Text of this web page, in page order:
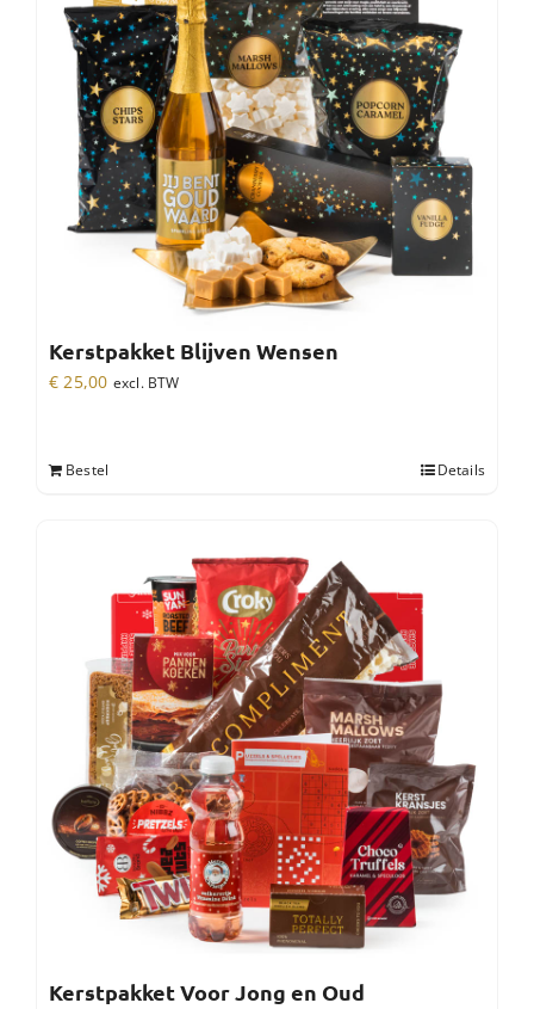
Kerstpakket Blijven Wensen
€ 25,00 excl. BTW
Bestel Details
Kerstpakket Voor Jong en Oud